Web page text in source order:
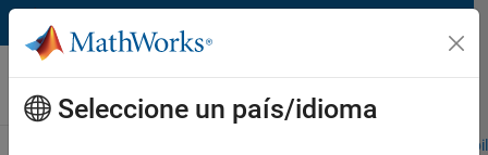
Saltar al contenido
Simulink Copilot
NUEVO PRODUCTO
Enseñanza con Simulink
Seleccione un país/idioma